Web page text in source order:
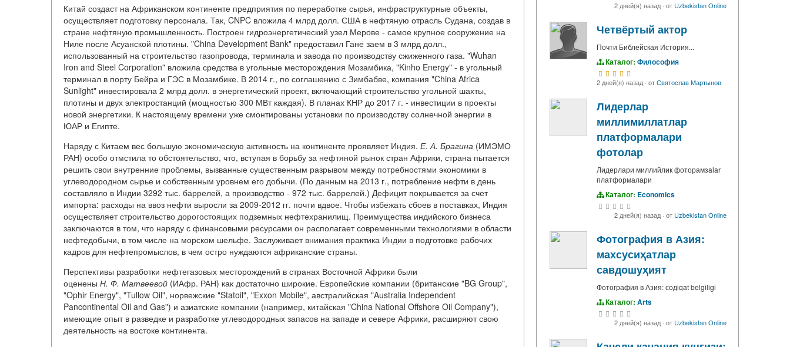
Китай создаст на Африканском континенте предприятия по переработке сырья, инфраструктурные объекты,
осуществляет подготовку персонала. Так, CNPC вложила 4 млрд долл. США в нефтяную отрасль Судана, создав в
стране нефтяную промышленность. Построен гидроэнергетический узел Мерове - самое крупное сооружение на
Ниле после Асуанской плотины. "China Development Bank" предоставил Гане заем в 3 млрд долл.,
использованный на строительство газопровода, терминала и завода по производству сжиженного газа. "Wuhan
Iron and Steel Corporation" вложила средства в угольные месторождения Мозамбика, "Kinho Energy" - в угольный
терминал в порту Бейра и ГЭС в Мозамбике. В 2014 г., по соглашению с Зимбабве, компания "China Africa
Sunlight" инвестировала 2 млрд долл. в энергетический проект, включающий строительство угольной шахты,
плотины и двух электростанций (мощностью 300 МВт каждая). В планах КНР до 2017 г. - инвестиции в проекты
новой энергетики. К настоящему времени уже смонтированы установки по производству солнечной энергии в
ЮАР и Египте.
Наряду с Китаем вес большую экономическую активность на континенте проявляет Индия. Е. А. Брагина (ИМЭМО
РАН) особо отмстила то обстоятельство, что, вступая в борьбу за нефтяной рынок стран Африки, страна пытается
решить свои внутренние проблемы, вызванные существенным разрывом между потребностями экономики в
углеводородном сырье и собственным уровнем его добычи. (По данным на 2013 г., потребление нефти в день
составляло в Индии 3292 тыс. баррелей, а производство - 972 тыс. баррелей.) Дефицит покрывается за счет
импорта: расходы на ввоз нефти выросли за 2009-2012 гг. почти вдвое. Чтобы избежать сбоев в поставках, Индия
осуществляет строительство дорогостоящих подземных нефтехранилищ. Преимущества индийского бизнеса
заключаются в том, что наряду с финансовыми ресурсами он располагает современными технологиями в области
нефтедобычи, в том числе на морском шельфе. Заслуживает внимания практика Индии в подготовке рабочих
кадров для нефтепромыслов, в чем остро нуждаются африканские страны.
Перспективы разработки нефтегазовых месторождений в странах Восточной Африки были
оценены Н. Ф. Матвеевой (ИАфр. РАН) как достаточно широкие. Европейские компании (британские "BG Group",
"Ophir Energy", "Tullow Oil", норвежские "Statoil", "Exxon Mobile", австралийская "Australia Independent
Pancontinental Oil and Gas") и азиатские компании (например, китайская "China National Offshore Oil Company"),
имеющие опыт в разведке и разработке углеводородных запасов на западе и севере Африки, расширяют свою
деятельность на востоке континента.
2 дней(я) назад· от Uzbekistan Online
Четвёртый актор
Почти Библейская История...
Каталог: Философия
2 дней(я) назад· отСвятослав Мартынов
Лидерлар
миллимиллатлар
платформалари
фотолар
Лидерлари миллийлик фоторамзalar
платформалари
Каталог: Economics
2 дней(я) назад· от Uzbekistan Online
Фотография в Азия:
махсусиҳатлар
савдошуҳият
Фотография в Азия: содiqat belgiligi
Каталог: Arts
2 дней(я) назад· от Uzbekistan Online